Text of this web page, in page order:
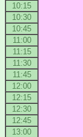
10:15
10:30
10:45
11:00
11:15
11:30
11:45
12:00
12:15
12:30
12:45
13:00